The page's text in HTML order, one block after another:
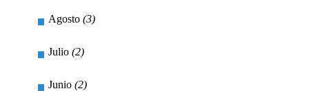
Agosto (3)
Julio (2)
Junio (2)